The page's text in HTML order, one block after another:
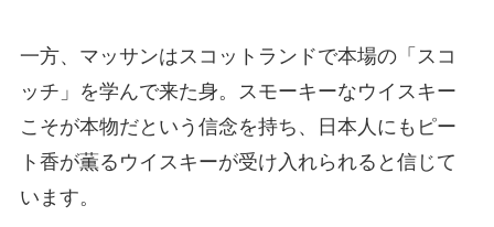
一方、マッサンはスコットランドで本場の「スコ
ッチ」を学んで来た身。スモーキーなウイスキー
こそが本物だという信念を持ち、日本人にもピー
ト香が薫るウイスキーが受け入れられると信じて
います。